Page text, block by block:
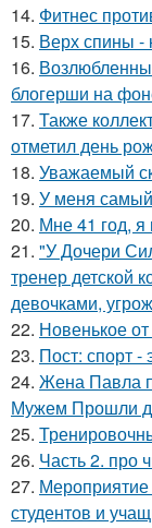
14. Фитнес
15. Верх спины -
16.
блогерши на
17. Также
отметил день
18. Уважаемый
19. У меня
20. Мне 41 год, я
21. "У Дочери
тренер детской
девочками,
22. Новенькое
23. Пост: спорт -
24. Жена Павла
Мужем Прошли
25.
26. Часть 2. про
27. Мероприятие
студентов и